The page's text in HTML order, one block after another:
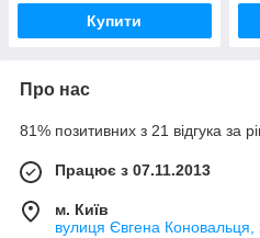
Купити
Про нас
81% позитивних з 21 відгука за
Працює з 07.11.2013
м. Київ
вулиця Євгена Коновальця,